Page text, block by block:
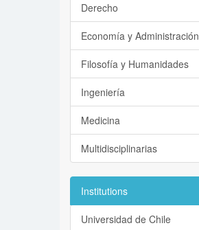
Derecho
Economía y Administración
Filosofía y Humanidades
Ingeniería
Medicina
Multidisciplinarias
Institutions
Universidad de Chile